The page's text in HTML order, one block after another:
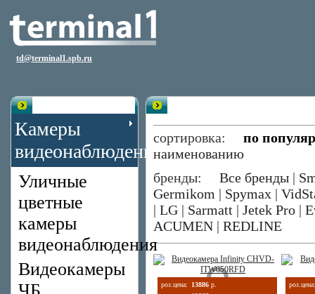
td@terminal1.spb.ru
Камеры
видеонаблюдения
Уличные
цветные
камеры
видеонаблюдения
Видеокамеры
сортировка: по
наименованию
бренды: Все бренды |
Germikom | Spymax |
| LG | Sarmatt | Jetek Pro |
ACUMEN | REDLINE
роз.цена: 13886 р.
роз.цена: